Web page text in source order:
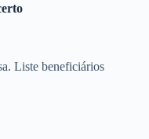
Liste beneficiários